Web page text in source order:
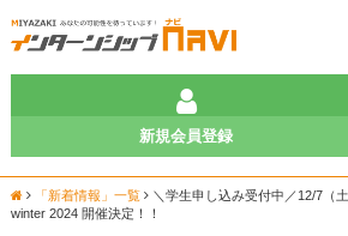
新規会員登録
「新着情報」一覧 ＼学生申し込み受付中／12/7（
winter 2024 開催決定！！